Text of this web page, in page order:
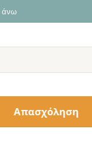
άνω
Απασχόληση